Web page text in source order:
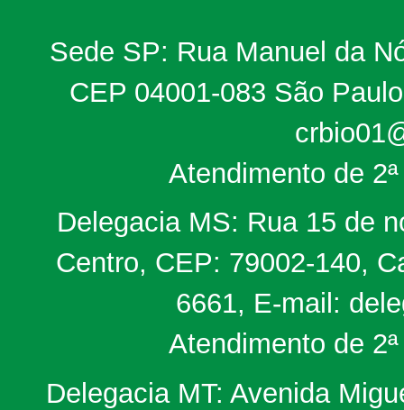
Sede SP: Rua Manuel da
CEP 04001-083 São
Atendimento de
Delegacia MS: Rua 15 de
Centro, CEP: 79002-140,
6661, E-mail:
Atendimento de
Delegacia MT: Avenida